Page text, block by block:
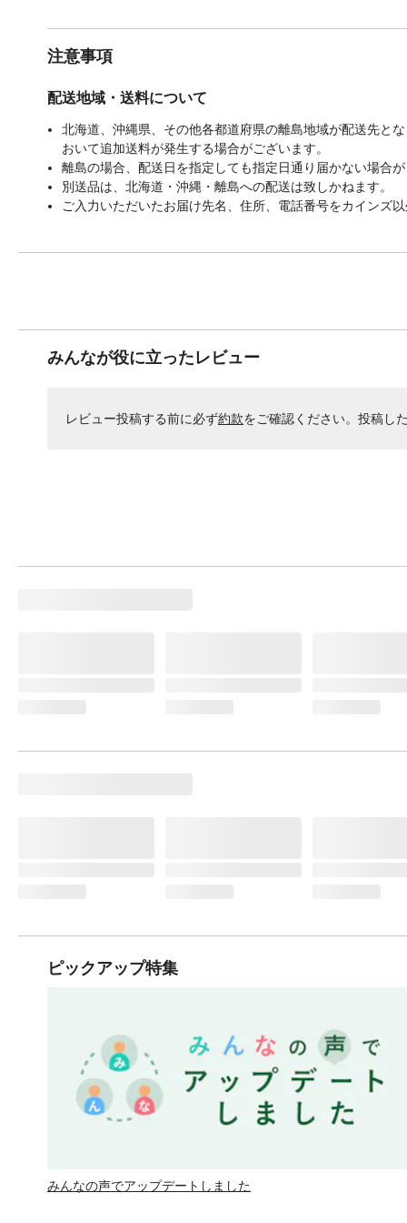
注意事項
配送地域・送料について
北海道、沖縄県、その他各都道府県の離島地域が配送先と
おいて追加送料が発生する場合がございます。
離島の場合、配送日を指定しても指定日通り届かない場合
別送品は、北海道・沖縄・離島への配送は致しかねます。
ご入力いただいたお届け先名、住所、電話番号をカインズ
みんなが役に立ったレビュー
レビュー投稿する前に必ず約款をご確認ください。投稿し
ピックアップ特集
みんなの声でアップデートしました